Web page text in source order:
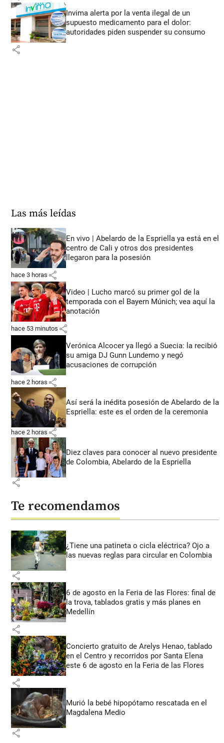
Invima alerta por la venta ilegal de un
supuesto medicamento para el dolor:
autoridades piden suspender su consumo
share
Las más leídas
En vivo | Abelardo de la Espriella ya está en el
centro de Cali y otros dos presidentes
llegaron para la posesión
hace 3 horas share
Video | Lucho marcó su primer gol de la
temporada con el Bayern Múnich; vea aquí la
anotación
hace 53 minutos share
Verónica Alcocer ya llegó a Suecia: la recibió
su amiga DJ Gunn Lundemo y negó
acusaciones de corrupción
hace 2 horas share
Así será la inédita posesión de Abelardo de la
Espriella: este es el orden de la ceremonia
hace 2 horas share
Diez claves para conocer al nuevo presidente
de Colombia, Abelardo de la Espriella
share
Te recomendamos
¿Tiene una patineta o cicla eléctrica? Ojo a
las nuevas reglas para circular en Colombia
share
6 de agosto en la Feria de las Flores: final de
la trova, tablados gratis y más planes en
Medellín
share
Concierto gratuito de Arelys Henao, tablado
en el Centro y recorridos por Santa Elena
este 6 de agosto en la Feria de las Flores
share
Murió la bebé hipopótamo rescatada en el
Magdalena Medio
share